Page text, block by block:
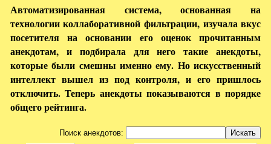
Автоматизированная система, основанная на
технологии коллаборативной фильтрации, изучала вкус
посетителя на основании его оценок прочитанным
анекдотам, и подбирала для него такие анекдоты,
которые были смешны именно ему. Но искусственный
интеллект вышел из под контроля, и его пришлось
отключить. Теперь анекдоты показываются в порядке
общего рейтинга.
Поиск анекдотов: